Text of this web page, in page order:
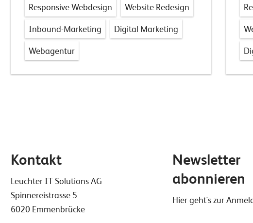
Responsive Webdesign Website Redesign
Inbound-Marketing Digital Marketing
Webagentur
Kontakt
Leuchter IT Solutions AG
Spinnereistrasse 5
6020 Emmenbrücke
Newsletter
abonnieren
Hier geht's zur